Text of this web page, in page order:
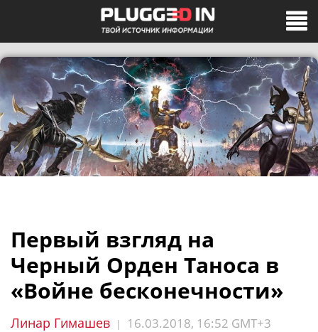
Первый взгляд на
Черный Орден Таноса в
«Войне бесконечности»
Линар Гимашев | 16.03.2018, 16:52 GMT+3